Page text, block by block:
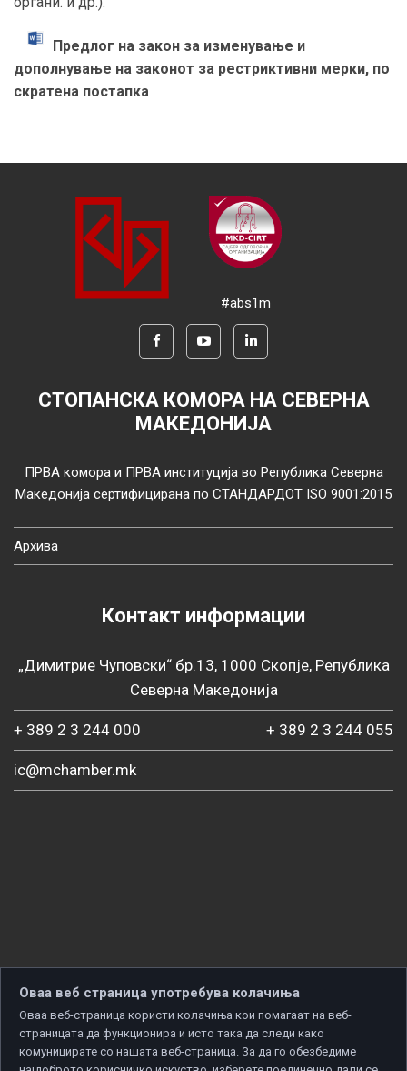
Предлог на закон за изменување и
дополнување на законот за рестриктивни мерки, по
скратена постапка
#abs1m
СТОПАНСКА КОМОРА НА СЕВЕРНА
МАКЕДОНИЈА
ПРВА комора и ПРВА институција во Република Северна
Македонија сертифицирана по СТАНДАРДОТ ISO 9001:2015
Архива
Контакт информации
„Димитрие Чуповски“ бр.13, 1000 Скопје, Република
Северна Македонија
+ 389 2 3 244 000 + 389 2 3 244 055
ic@mchamber.mk
Оваа веб страница употребува колачиња
Оваа веб-страница користи колачиња кои помагаат на веб-
страницата да функционира и исто така да следи како
комуницирате со нашата веб-страница. За да го обезбедиме